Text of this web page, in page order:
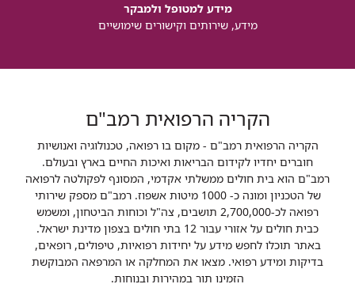
מידע למטופל ולמבקר
מידע, שירותים וקישורים שימושיים
הקריה הרפואית רמב"ם
הקריה הרפואית רמב"ם - מקום בו רפואה, טכנולוגיה ואנושיות
חוברים יחדיו לקידום הבריאות ואיכות החיים בארץ ובעולם.
רמב"ם הוא בית חולים ממשלתי אקדמי, המסונף לפקולטה לרפואה
של הטכניון ומונה כ- 1000 מיטות אשפוז. רמב"ם מספק שירותי
רפואה לכ-2,700,000 תושבים, צה"ל וכוחות הביטחון, ומשמש
כבית חולים על אזורי עבור 12 בתי חולים בצפון מדינת ישראל.
באתר תוכלו לחפש מידע על יחידות רפואיות, טיפולים, רופאים,
בדיקות ומידע רפואי. מצאו את המחלקה או המרפאה המבוקשת
הזמינו תור במהירות ובנוחות.